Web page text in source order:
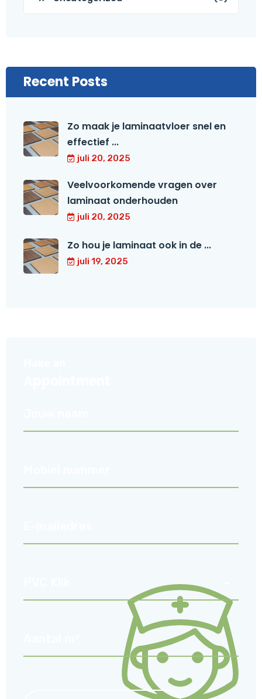
Recent Posts
Zo maak je laminaatvloer snel en
effectief ...
juli 20, 2025
Veelvoorkomende vragen over
laminaat onderhouden
juli 20, 2025
Zo hou je laminaat ook in de ...
juli 19, 2025